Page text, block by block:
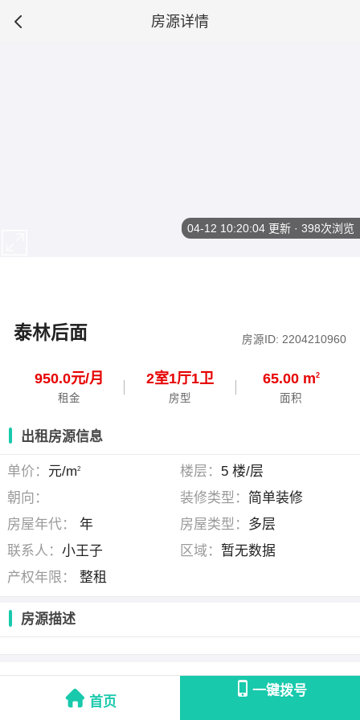
房源详情
泰林后面 房源ID: 2204210960
950.0元/月
租金
2室1厅1卫
房型
65.00 m2
面积
首页
一键拨号
04-12 10:20:04 更新 · 398次浏览
出租房源信息
单价： 元/m2 楼层： 5 楼/层
朝向：
装修类型： 简单装修
房屋年代：
年 房屋类型： 多层
联系人：小王子 区域： 暂无数据
产权年限：
整租
房源描述
联系时请说明是在